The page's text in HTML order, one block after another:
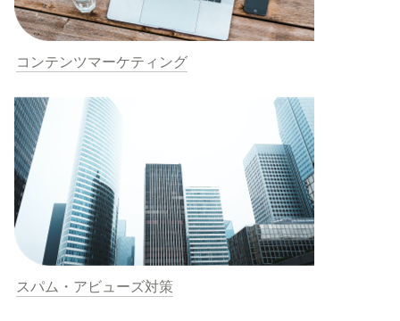
コンテンツマーケティング
スパム・アビューズ対策